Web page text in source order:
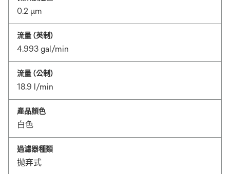
0.2 μm
流量 (英制)
4.993 gal/min
流量 (公制)
18.9 l/min
產品顏色
白色
過濾器種類
抛弃式